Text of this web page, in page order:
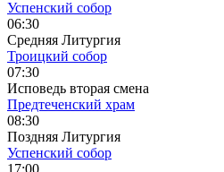
Успенский собор
06:30
Средняя Литургия
Троицкий собор
07:30
Исповедь вторая смена
Предтеченский храм
08:30
Поздняя Литургия
Успенский собор
17:00